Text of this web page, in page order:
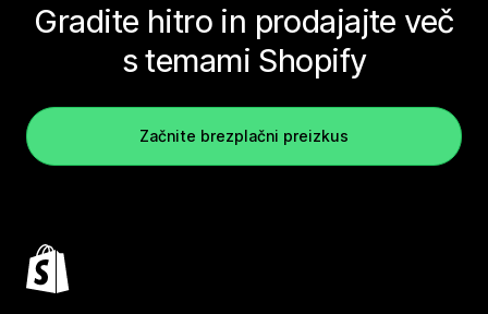
Gradite hitro in prodajajte več
s temami Shopify
Začnite brezplačni preizkus